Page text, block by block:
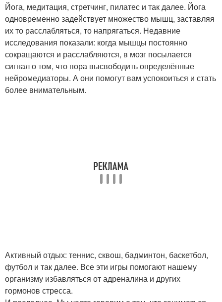
Йога, медитация, стретчинг, пилатес и так далее. Йога
одновременно задействует множество мышц, заставляя
их то расслабляться, то напрягаться. Недавние
исследования показали: когда мышцы постоянно
сокращаются и расслабляются, в мозг посылается
сигнал о том, что пора высвободить определённые
нейромедиаторы. А они помогут вам успокоиться и стать
более внимательным.
Активный отдых: теннис, сквош, бадминтон, баскетбол,
футбол и так далее. Все эти игры помогают нашему
организму избавляться от адреналина и других
гормонов стресса.